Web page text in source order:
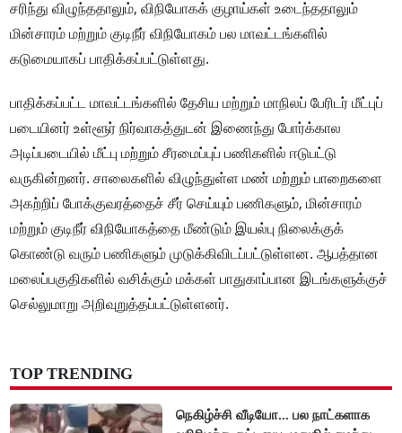
சரிந்து விழுந்ததாலும், விநியோகக் குழாய்கள் உடைந்ததாலும்
மின்சாரம் மற்றும் குடிநீர் விநியோகம் பல மாவட்டங்களில்
கடுமையாகப் பாதிக்கப்பட்டுள்ளது.
பாதிக்கப்பட்ட மாவட்டங்களில் தேசிய மற்றும் மாநிலப் பேரிடர் மீட்புப்
படையினர் உள்ளூர் நிர்வாகத்துடன் இணைந்து போர்க்கால
அடிப்படையில் மீட்பு மற்றும் சீரமைப்புப் பணிகளில் ஈடுபட்டு
வருகின்றனர். சாலைகளில் விழுந்துள்ள மண் மற்றும் பாறைகளை
அகற்றிப் போக்குவரத்தைச் சீர் செய்யும் பணிகளும், மின்சாரம்
மற்றும் குடிநீர் விநியோகத்தை மீண்டும் இயல்பு நிலைக்குக்
கொண்டு வரும் பணிகளும் முடுக்கிவிடப்பட்டுள்ளன. ஆபத்தான
மலைப்பகுதிகளில் வசிக்கும் மக்கள் பாதுகாப்பான இடங்களுக்குச்
செல்லுமாறு அறிவுறுத்தப்பட்டுள்ளனர்.
TOP TRENDING
நெகிழ்ச்சி வீடியோ... பல நாட்களாக